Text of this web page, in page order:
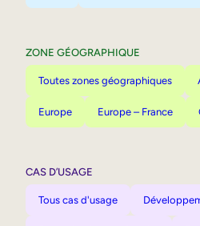
ZONE GÉOGRAPHIQUE
Toutes zones géographiques
Europe Europe – France
CAS D’USAGE
Tous cas d'usage